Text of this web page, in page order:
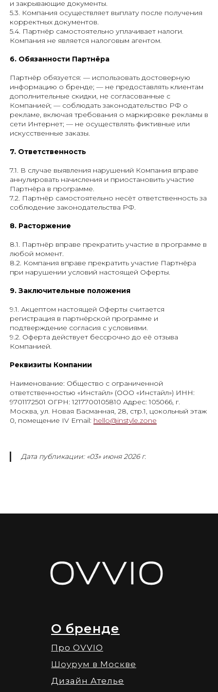
и закрывающие документы.
5.3. Компания осуществляет выплату после получения
корректных документов.
5.4. Партнёр самостоятельно уплачивает налоги.
Компания не является налоговым агентом.
6. Обязанности Партнёра
Партнёр обязуется: — использовать достоверную
информацию о бренде; — не предоставлять клиентам
дополнительные скидки, не согласованные с
Компанией; — соблюдать законодательство РФ о
рекламе, включая требования о маркировке рекламы в
сети Интернет; — не осуществлять фиктивные или
искусственные заказы.
7. Ответственность
7.1. В случае выявления нарушений Компания вправе
аннулировать начисления и приостановить участие
Партнёра в программе.
7.2. Партнёр самостоятельно несёт ответственность за
соблюдение законодательства РФ.
8. Расторжение
8.1. Партнёр вправе прекратить участие в программе в
любой момент.
8.2. Компания вправе прекратить участие Партнёра
при нарушении условий настоящей Оферты.
9. Заключительные положения
9.1. Акцептом настоящей Оферты считается
регистрация в партнёрской программе и
подтверждение согласия с условиями.
9.2. Оферта действует бессрочно до её отзыва
Компанией.
Реквизиты Компании
Наименование: Общество с ограниченной
ответственностью «Инстайл» (ООО «Инстайл») ИНН:
9701172501 ОГРН: 1217700105810 Адрес: 105066, г.
Москва, ул. Новая Басманная, 28, стр.1, цокольный этаж
0, помещение IV Email: hello@instyle.zone
Дата публикации: «03» июня 2026 г.
Про OVVIO
Шоурум в Москве
Дизайн Ателье
О бренде